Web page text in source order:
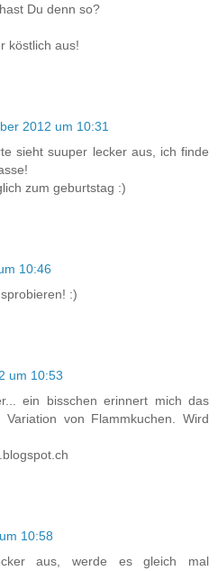
Du denn so?
köstlich aus!
2012 um 10:31
sieht suuper lecker aus, ich finde
zum geburtstag :)
10:46
:)
um 10:53
ein bisschen erinnert mich das
von Flammkuchen. Wird
10:58
aus, werde es gleich mal